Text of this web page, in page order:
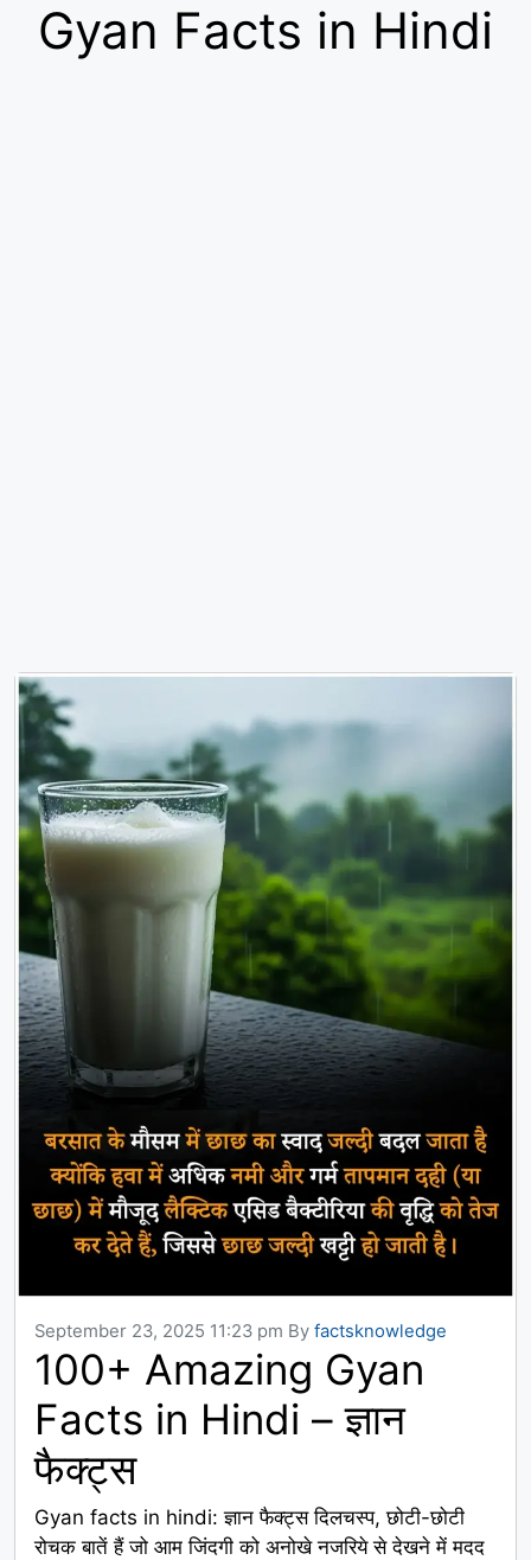
Gyan Facts in Hindi
September 23, 2025 11:23 pm By factsknowledge
100+ Amazing Gyan
Facts in Hindi – ज्ञान
फैक्ट्स
Gyan facts in hindi: ज्ञान फैक्ट्स दिलचस्प, छोटी-छोटी
रोचक बातें हैं जो आम जिंदगी को अनोखे नजरिये से देखने में मदद